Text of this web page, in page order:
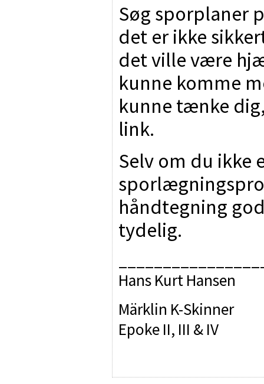
Søg sporplaner
det er ikke
det ville være
kunne komme
kunne tænke
link.
Selv om du ikke
håndtegning
tydelig.
Hans Kurt Hansen
Märklin K-Skinner
Epoke II, III & IV